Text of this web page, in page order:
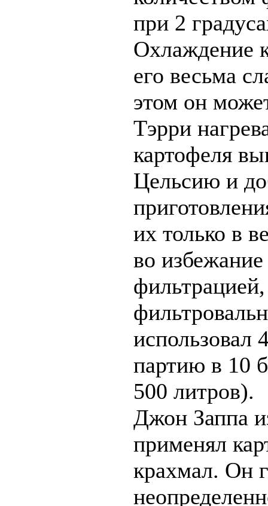
при 2
Охлаждение
его весьма
этом он
Тэрри
картофеля
Цельсию и
их только в
во
использовал
партию в 10
500 литров).
Джон Заппа
применял
крахмал. Он